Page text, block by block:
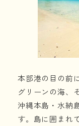
本部港の目の前
グリーンの海、
沖縄本島・水納
す。島に囲まれ